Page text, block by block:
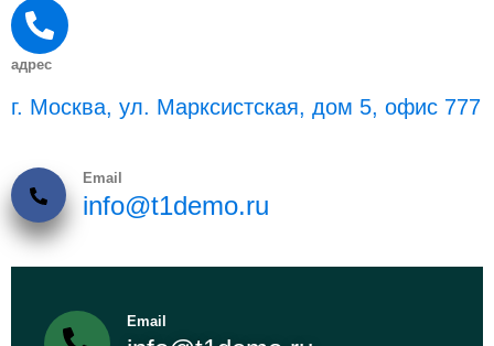
адрес
г. Москва, ул. Марксистская, дом 5, офис 777
Email
info@t1demo.ru
Email